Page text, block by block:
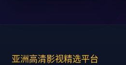
亚洲高清影视精选平台